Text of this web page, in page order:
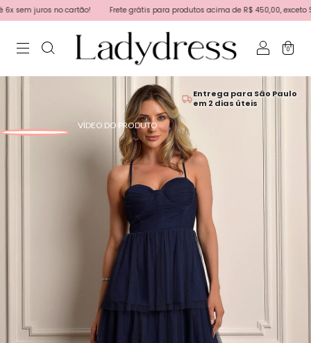
juros no cartão! Frete grátis para produtos acima de R$ 450,00, exceto
0
Entrega para São Paulo
em 2 dias úteis